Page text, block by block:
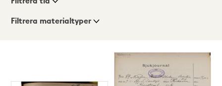
Visningsläge
Filtrera materialtyper